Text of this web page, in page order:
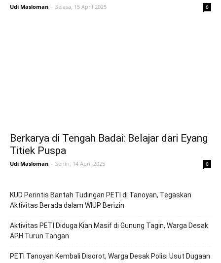
Udi Masloman - Selasa, 15 April 2025 0
Berkarya di Tengah Badai: Belajar dari Eyang
Titiek Puspa
Udi Masloman - Senin, 14 April 2025 0
KUD Perintis Bantah Tudingan PETI di Tanoyan, Tegaskan
Aktivitas Berada dalam WIUP Berizin
Aktivitas PETI Diduga Kian Masif di Gunung Tagin, Warga Desak
APH Turun Tangan
PETI Tanoyan Kembali Disorot, Warga Desak Polisi Usut Dugaan